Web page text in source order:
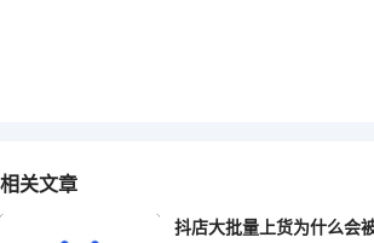
相关文章
抖店大批量上货为什么会